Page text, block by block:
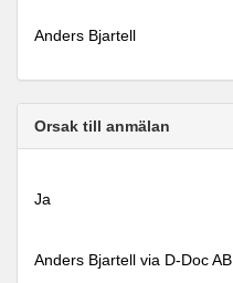
Anders Bjartell
Orsak till anmälan
Ja
Anders Bjartell via D-Doc AB